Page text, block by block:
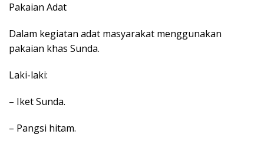
Pakaian Adat
Dalam kegiatan adat masyarakat menggunakan
pakaian khas Sunda.
Laki-laki:
– Iket Sunda.
– Pangsi hitam.